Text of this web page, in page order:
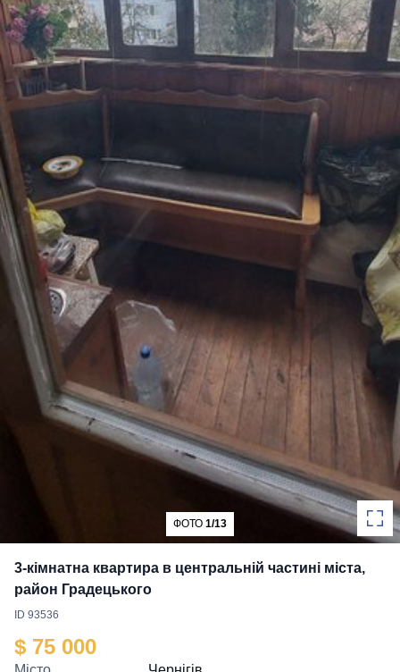
ФОТО 1/13
3-кімнатна квартира в центральній частині міста,
район Градецького
ID 93536
$ 75 000